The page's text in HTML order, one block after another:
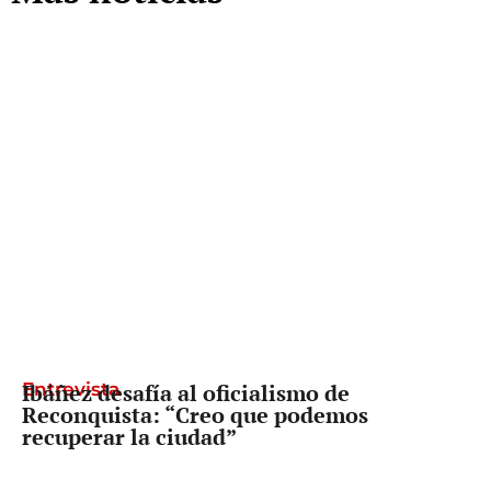
Entrevista
Ibáñez desafía al oficialismo de
Reconquista: “Creo que podemos
recuperar la ciudad”